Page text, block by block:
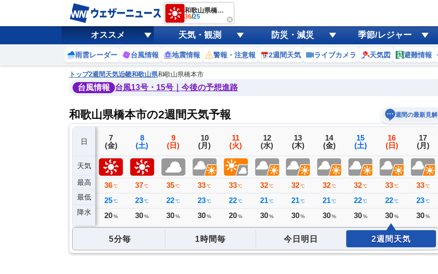
和歌山県橋本市
36/25
オススメ 天気・観測 防災・減災 季節/レジャー
雨雲レーダー 台風情報 地震情報 警報・注意報 2週間天気 ライブカメラ 天気図 避難情報
トップ2週間天気近畿和歌山県和歌山県橋本市
台風情報 台風13号・15号｜今後の予想進路
和歌山県橋本市の2週間天気予報 週間の最新見解
日
天気
最高
最低
降水
6
(木)
33℃
24℃
ミリ
7
(金)
36 ℃
25 ℃
20 %
8
(土)
37 ℃
23 ℃
30 %
9
(日)
35 ℃
22 ℃
30 %
10
(月)
33 ℃
23 ℃
30 %
11
(火)
33℃
22℃
20%
12
(水)
32℃
21℃
30%
13
(木)
32℃
21℃
30%
14
(金)
32℃
21℃
30%
15
(土)
32 ℃
22 ℃
30 %
16
(日)
33 ℃
22 ℃
30 %
17
(月)
33 ℃
23 ℃
30 %
5分毎 1時間毎 今日明日 2週間天気